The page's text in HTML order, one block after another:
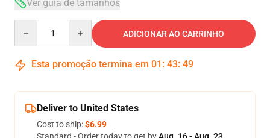
Ver guia de tamanhos
ADICIONAR AO CARRINHO
Esta promoção termina em 01 : 43: 49
Deliver to United States
Cost to ship:$6.99